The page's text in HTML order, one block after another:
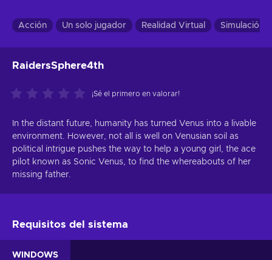
Acción Un solo jugador Realidad Virtual Simulación
RaidersSphere4th
¡Sé el primero en valorar!
In the distant future, humanity has turned Venus into a livable
environment. However, not all is well on Venusian soil as
political intrigue pushes the way to help a young girl, the ace
pilot known as Sonic Venus, to find the whereabouts of her
missing father.
Requisitos del sistema
WINDOWS